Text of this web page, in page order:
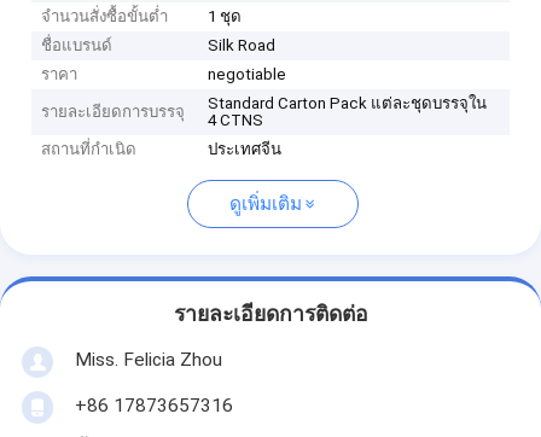
จำนวนสั่งซื้อขั้นต่ำ
1 ชุด
ชื่อแบรนด์
Silk Road
ราคา
negotiable
รายละเอียดการบรรจุ
Standard Carton Pack แต่ละชุดบรรจุใน
4 CTNS
สถานที่กำเนิด
ประเทศจีน
ดูเพิ่มเติม
รายละเอียดการติดต่อ
Miss. Felicia Zhou
+86 17873657316